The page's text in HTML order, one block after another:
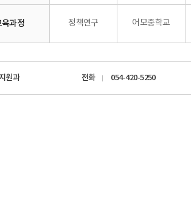
육과정 정책연구 어모중학교
원과 전화 054-420-5250